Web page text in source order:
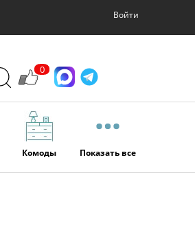
Войти
0
Комоды Показать все